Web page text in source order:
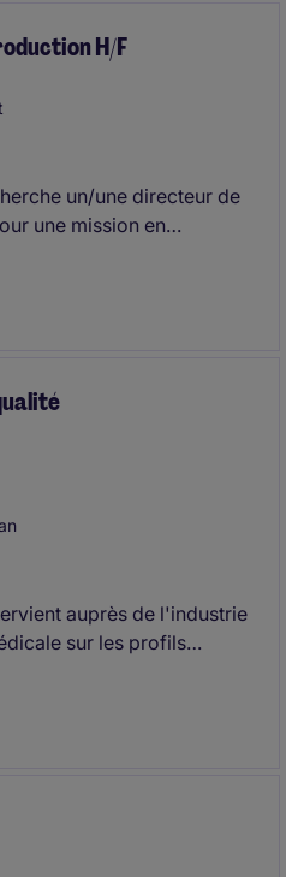
H/F
un/une directeur de
une mission en
auprès de l'industrie
sur les profils
pour tous types
soignant sur les métiers